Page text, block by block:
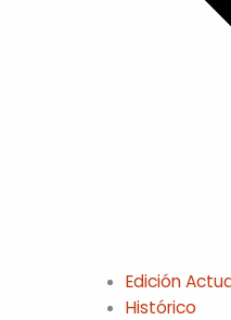
Edición
Histórico